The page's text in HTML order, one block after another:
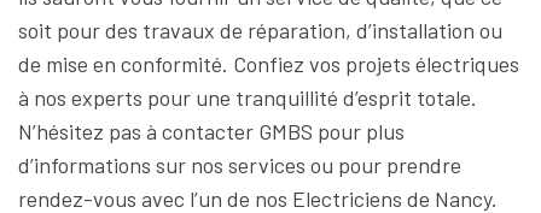
soit pour des travaux de réparation, d’installation ou
de mise en conformité. Confiez vos projets électriques
à nos experts pour une tranquillité d’esprit totale.
N’hésitez pas à contacter GMBS pour plus
d’informations sur nos services ou pour prendre
rendez-vous avec l’un de nos Electriciens de Nancy.